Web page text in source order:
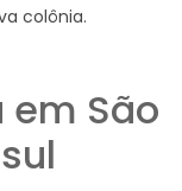
colônia.
São